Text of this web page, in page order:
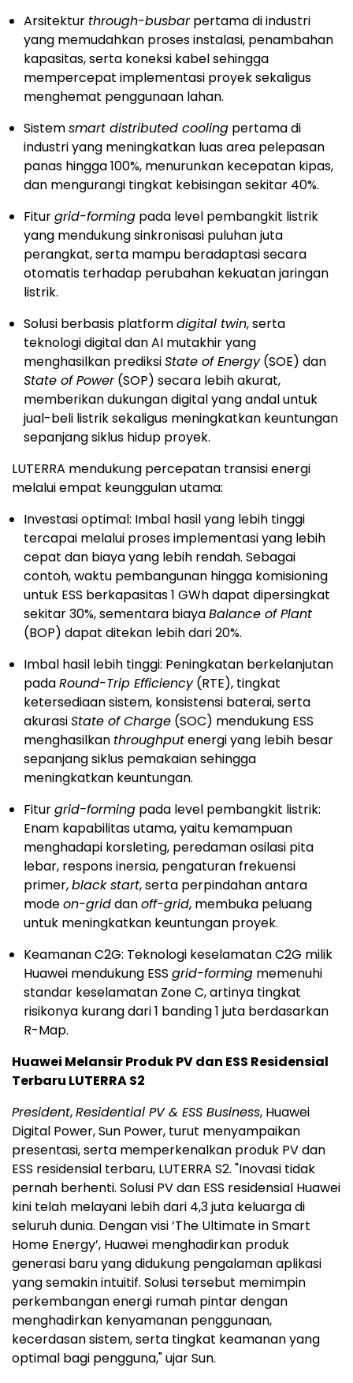
Arsitektur through-busbarpertama di industri
yang memudahkan proses instalasi, penambahan
kapasitas, serta koneksi kabel sehingga
mempercepat implementasi proyek sekaligus
menghemat penggunaan lahan.
Sistemsmart distributed cooling pertama di
industri yang meningkatkan luas area pelepasan
panas hingga 100%, menurunkan kecepatan kipas,
dan mengurangi tingkat kebisingan sekitar 40%.
Fiturgrid-forming pada level pembangkit listrik
yang mendukung sinkronisasi puluhan juta
perangkat, serta mampu beradaptasi secara
otomatis terhadap perubahan kekuatan jaringan
listrik.
Solusi berbasis platformdigital twin, serta
teknologi digital dan AI mutakhir yang
menghasilkan prediksiState of Energy(SOE) dan
State of Power(SOP) secara lebih akurat,
memberikan dukungan digital yang andal untuk
jual-beli listrik sekaligus meningkatkan keuntungan
sepanjang siklus hidup proyek.
LUTERRA mendukung percepatan transisi energi
melalui empat keunggulan utama:
Investasi optimal: Imbal hasil yang lebih tinggi
tercapai melalui proses implementasi yang lebih
cepat dan biaya yang lebih rendah. Sebagai
contoh, waktu pembangunan hingga komisioning
untuk ESS berkapasitas 1 GWh dapat dipersingkat
sekitar 30%, sementara biayaBalance of Plant
(BOP) dapat ditekan lebih dari 20%.
Imbal hasil lebih tinggi: Peningkatan berkelanjutan
padaRound-Trip Efficiency(RTE), tingkat
ketersediaan sistem, konsistensi baterai, serta
akurasiState of Charge (SOC) mendukung ESS
menghasilkan throughputenergi yang lebih besar
sepanjang siklus pemakaian sehingga
meningkatkan keuntungan.
Fiturgrid-forming pada level pembangkit listrik:
Enam kapabilitas utama, yaitu kemampuan
menghadapi korsleting, peredaman osilasi pita
lebar, respons inersia, pengaturan frekuensi
primer,black start, serta perpindahan antara
modeon-griddanoff-grid, membuka peluang
untuk meningkatkan keuntungan proyek.
Keamanan C2G: Teknologi keselamatan C2G milik
Huawei mendukung ESS grid-forming memenuhi
standar keselamatan Zone C, artinya tingkat
risikonya kurang dari 1 banding 1 juta berdasarkan
R-Map.
Huawei Melansir Produk PV dan ESS Residensial
Terbaru LUTERRA S2
President,Residential PV & ESS Business, Huawei
Digital Power, Sun Power, turut menyampaikan
presentasi, serta memperkenalkan produk PV dan
ESS residensial terbaru, LUTERRA S2. "Inovasi tidak
pernah berhenti. Solusi PV dan ESS residensial Huawei
kini telah melayani lebih dari 4,3 juta keluarga di
seluruh dunia. Dengan visi ‘The Ultimate in Smart
Home Energy’, Huawei menghadirkan produk
generasi baru yang didukung pengalaman aplikasi
yang semakin intuitif. Solusi tersebut memimpin
perkembangan energi rumah pintar dengan
menghadirkan kenyamanan penggunaan,
kecerdasan sistem, serta tingkat keamanan yang
optimal bagi pengguna," ujar Sun.